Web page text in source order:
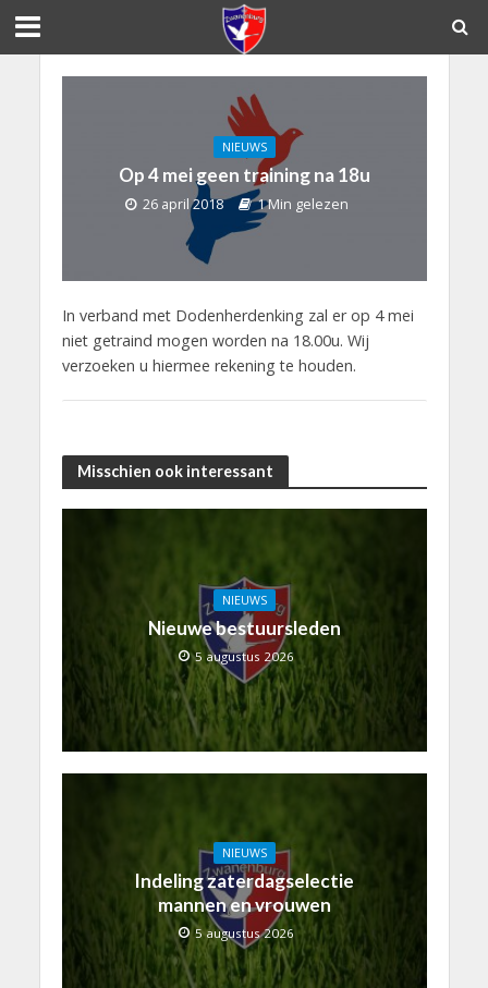
NIEUWS
Op 4 mei geen training na 18u
26 april 2018 1 Min gelezen
In verband met Dodenherdenking zal er op 4 mei
niet getraind mogen worden na 18.00u. Wij
verzoeken u hiermee rekening te houden.
Misschien ook interessant
NIEUWS
Nieuwe bestuursleden
5 augustus 2026
NIEUWS
Indeling zaterdagselectie
mannen en vrouwen
5 augustus 2026